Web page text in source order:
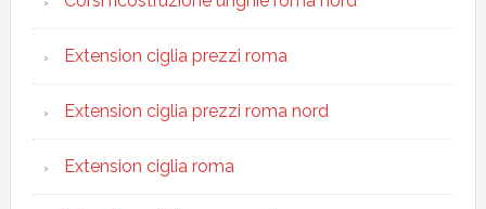
Extension ciglia prezzi roma
Extension ciglia prezzi roma nord
Extension ciglia roma